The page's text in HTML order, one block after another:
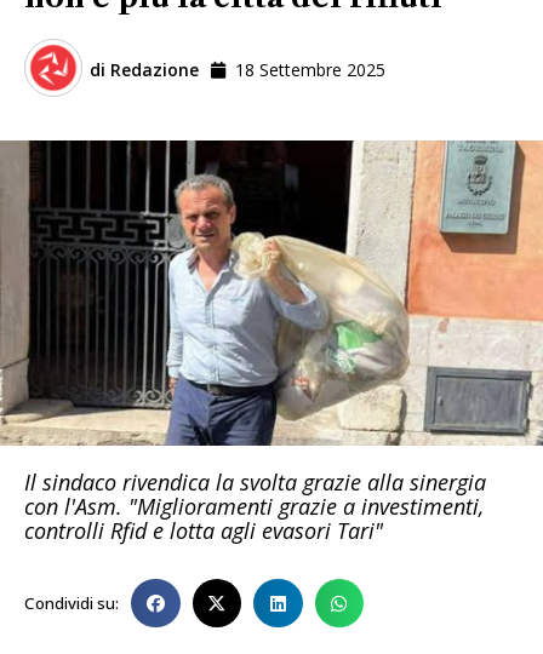
di Redazione 18 Settembre 2025
Il sindaco rivendica la svolta grazie alla sinergia
con l'Asm. "Miglioramenti grazie a investimenti,
controlli Rfid e lotta agli evasori Tari"
Condividi su: